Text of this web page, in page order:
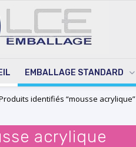
EMBALLAGE STANDARD
identifiés “mousse acrylique”
acrylique